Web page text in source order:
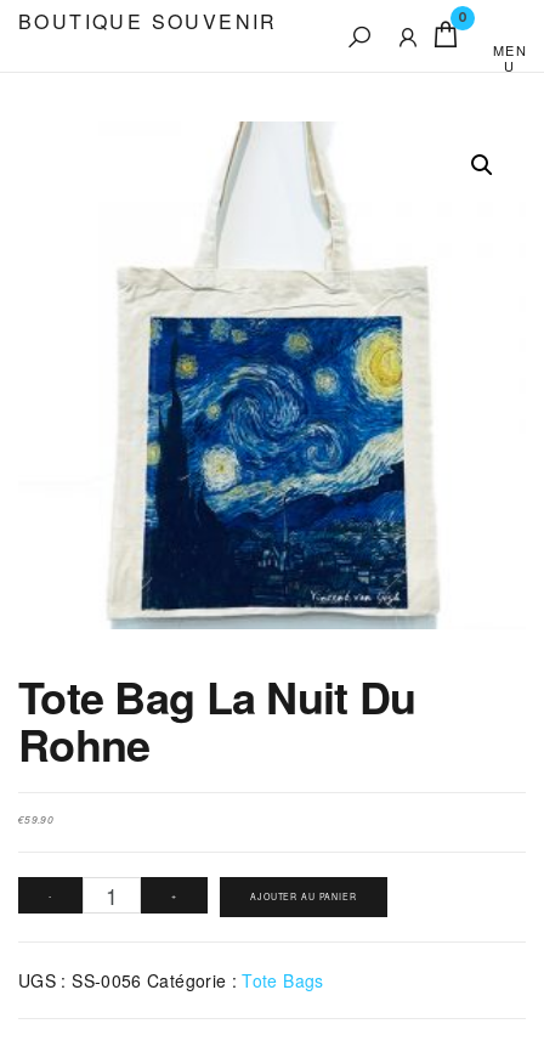
AllerBOUTIQUE SOUVENIR 0
MEN
U
Tote Bag La Nuit Du
Rohne
€59.90
-
quantité
Bag
+ AJOUTER AU PANIER
UGS :SS-0056 Catégorie :Tote Bags